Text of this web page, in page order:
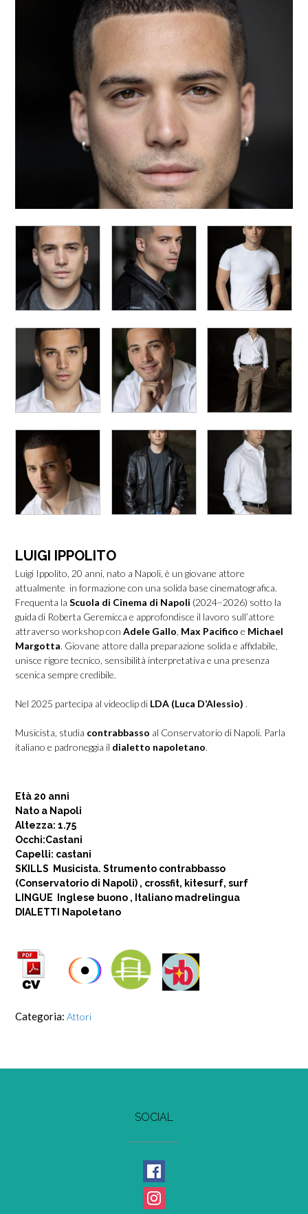
LUIGI IPPOLITO
Luigi Ippolito, 20 anni, nato a Napoli, è un giovane attore
attualmente in formazione con una solida base cinematografica.
Frequenta la Scuola di Cinema di Napoli (2024–2026) sotto la
guida di Roberta Geremicca e approfondisce il lavoro sull’attore
attraverso workshop con Adele Gallo, Max Pacifico e Michael
Margotta. Giovane attore dalla preparazione solida e affidabile,
unisce rigore tecnico, sensibilità interpretativa e una presenza
scenica sempre credibile.
Nel 2025 partecipa al videoclip di LDA (Luca D’Alessio) .
Musicista, studia contrabbasso al Conservatorio di Napoli. Parla
italiano e padroneggia il dialetto napoletano.
Età 20 anni
Nato a Napoli
Altezza: 1.75
Occhi:Castani
Capelli: castani
SKILLS Musicista. Strumento contrabbasso
(Conservatorio di Napoli) , crossfit, kitesurf, surf
LINGUE Inglese buono , Italiano madrelingua
DIALETTI Napoletano
Categoria: Attori
SOCIAL